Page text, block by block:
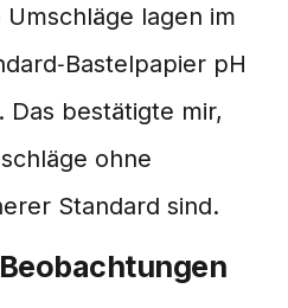
lagen im
pH
Das bestätigte mir,
ohne
Standard sind.